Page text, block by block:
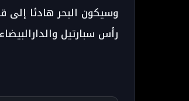
وسيكون البحر هادئا إلى
رأس سبارتيل